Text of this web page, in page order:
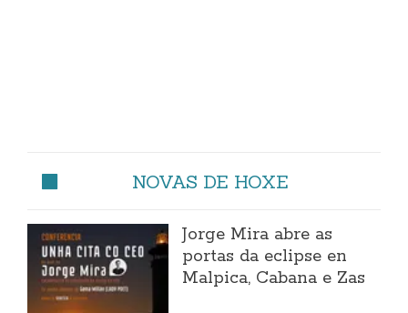
NOVAS DE HOXE
Jorge Mira abre as
portas da eclipse en
Malpica, Cabana e Zas